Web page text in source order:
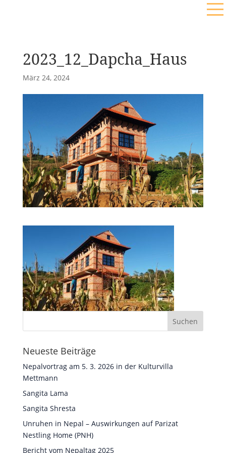
2023_12_Dapcha_Haus
März 24, 2024
Neueste Beiträge
Nepalvortrag am 5. 3. 2026 in der Kulturvilla
Mettmann
Sangita Lama
Sangita Shresta
Unruhen in Nepal – Auswirkungen auf Parizat
Nestling Home (PNH)
Bericht vom Nepaltag 2025